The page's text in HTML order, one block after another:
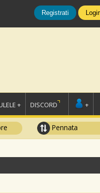
Registrati
+ DISCORD +
Pennata